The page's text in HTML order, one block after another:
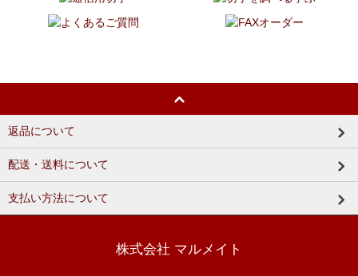
返品について
配送・送料について
支払い方法について
株式会社 マルメイト